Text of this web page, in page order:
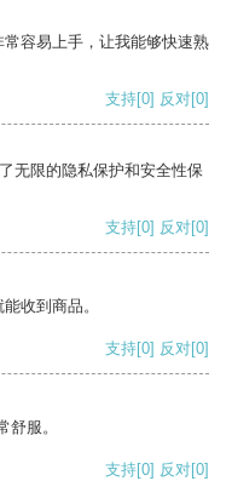
容易上手，让我能够快速熟
支持[0] 反对[0]
无限的隐私保护和安全性保
支持[0] 反对[0]
收到商品。
支持[0] 反对[0]
服。
支持[0] 反对[0]